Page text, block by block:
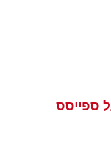
ספייסס